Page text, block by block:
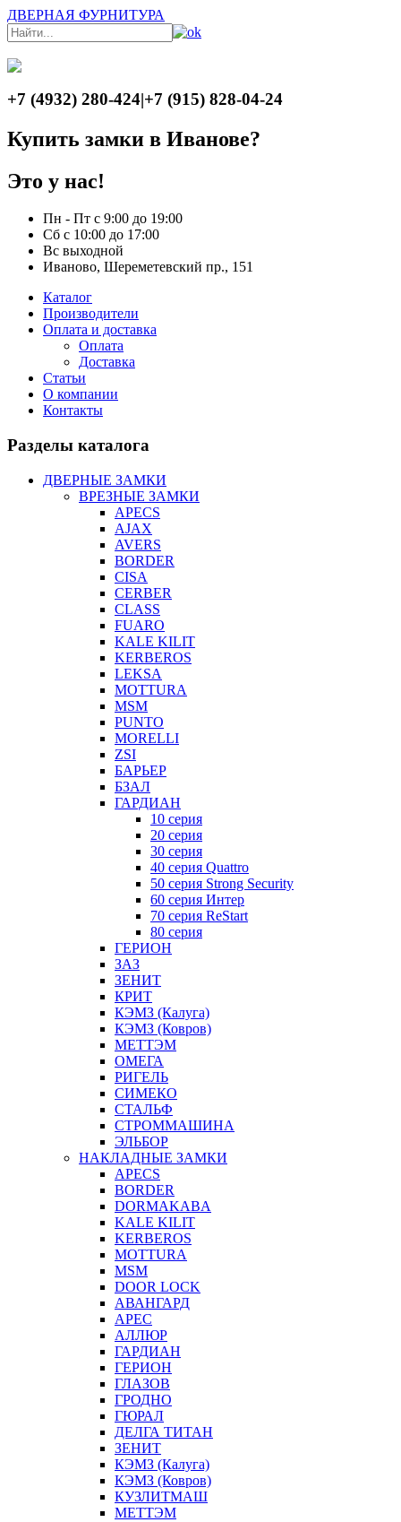
ДВЕРНАЯ ФУРНИТУРА
+7 (4932) 280-424|+7 (915) 828-04-24
Купить замки в Иванове?
Это у нас!
Пн - Пт с 9:00 до 19:00
Сб с 10:00 до 17:00
Вс выходной
Иваново, Шереметевский пр., 151
Каталог
Производители
Оплата и доставка
Оплата
Доставка
Статьи
О компании
Контакты
Разделы каталога
ДВЕРНЫЕ ЗАМКИ
ВРЕЗНЫЕ ЗАМКИ
APECS
AJAX
AVERS
BORDER
CISA
CERBER
CLASS
FUARO
KALE KILIT
KERBEROS
LEKSA
MOTTURA
MSM
PUNTO
MORELLI
ZSI
БАРЬЕР
БЗАЛ
ГАРДИАН
10 серия
20 серия
30 серия
40 серия Quattro
50 серия Strong Security
60 серия Интер
70 серия ReStart
80 серия
ГЕРИОН
ЗАЗ
ЗЕНИТ
КРИТ
КЭМЗ (Калуга)
КЭМЗ (Ковров)
МЕТТЭМ
ОМЕГА
РИГЕЛЬ
СИМЕКО
СТАЛЬФ
СТРОММАШИНА
ЭЛЬБОР
НАКЛАДНЫЕ ЗАМКИ
APECS
BORDER
DORMAKABA
KALE KILIT
KERBEROS
MOTTURA
MSM
DOOR LOCK
АВАНГАРД
АРЕС
АЛЛЮР
ГАРДИАН
ГЕРИОН
ГЛАЗОВ
ГРОДНО
ГЮРАЛ
ДЕЛГА ТИТАН
ЗЕНИТ
КЭМЗ (Калуга)
КЭМЗ (Ковров)
КУЗЛИТМАШ
МЕТТЭМ